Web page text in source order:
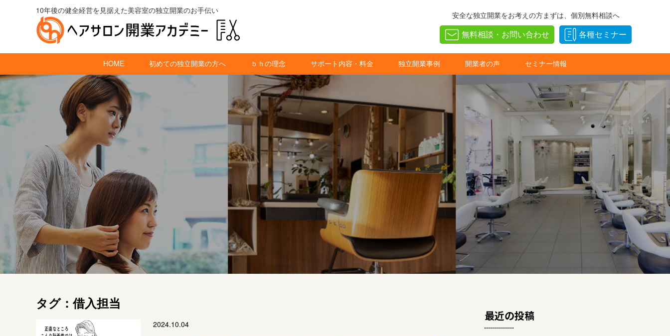
10年後の健全経営を見据えた美容室の独立開業のお手伝い 安全な独立開業をお考えの方まずは、個別無料相談へ
無料相談・お問い合わせ 各種セミナー
HOME 初めての独立開業の方へ ｂｈの理念 サポート内容・料金 独立開業事例 開業者の声 セミナー情報
タグ：借入担当
2024.10.04
最近の投稿